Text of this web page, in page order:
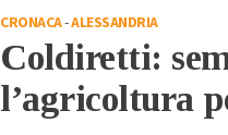
CRONACA-ALESSANDRIA
Coldiretti:
l’agricoltura